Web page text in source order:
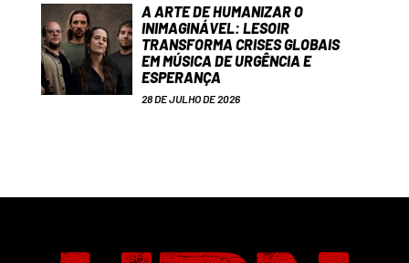
A ARTE DE HUMANIZAR O
INIMAGINÁVEL: LESOIR
TRANSFORMA CRISES GLOBAIS
EM MÚSICA DE URGÊNCIA E
ESPERANÇA
28 DE JULHO DE 2026